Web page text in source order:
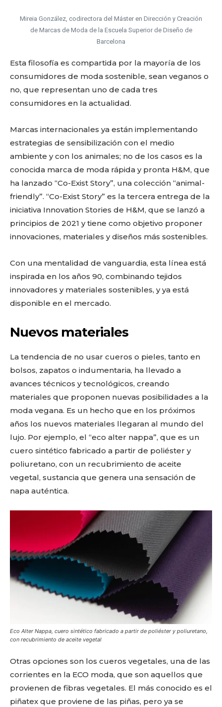
Mireia González, codirectora del Máster en Dirección y Creación
de Marcas de Moda de la Escuela Superior de Diseño de
Barcelona
Esta filosofía es compartida por la mayoría de los
consumidores de moda sostenible, sean veganos o
no, que representan uno de cada tres
consumidores en la actualidad.
Marcas internacionales ya están implementando
estrategias de sensibilización con el medio
ambiente y con los animales; no de los casos es la
conocida marca de moda rápida y pronta H&M, que
ha lanzado “Co-Exist Story”, una colección “animal-
friendly”. “Co-Exist Story” es la tercera entrega de la
iniciativa Innovation Stories de H&M, que se lanzó a
principios de 2021 y tiene como objetivo proponer
innovaciones, materiales y diseños más sostenibles.
Con una mentalidad de vanguardia, esta línea está
inspirada en los años 90, combinando tejidos
innovadores y materiales sostenibles, y ya está
disponible en el mercado.
Nuevos materiales
La tendencia de no usar cueros o pieles, tanto en
bolsos, zapatos o indumentaria, ha llevado a
avances técnicos y tecnológicos, creando
materiales que proponen nuevas posibilidades a la
moda vegana. Es un hecho que en los próximos
años los nuevos materiales llegaran al mundo del
lujo. Por ejemplo, el “eco alter nappa”, que es un
cuero sintético fabricado a partir de poliéster y
poliuretano, con un recubrimiento de aceite
vegetal, sustancia que genera una sensación de
napa auténtica.
Eco Alter Nappa, cuero sintético fabricado a partir de poliéster y poliuretano,
con recubrimiento de aceite vegetal
Otras opciones son los cueros vegetales, una de las
corrientes en la ECO moda, que son aquellos que
provienen de fibras vegetales. El más conocido es el
piñatex que proviene de las piñas, pero ya se